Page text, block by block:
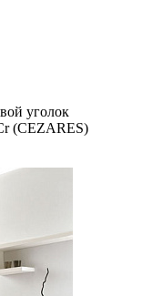
уголок
(CEZARES)